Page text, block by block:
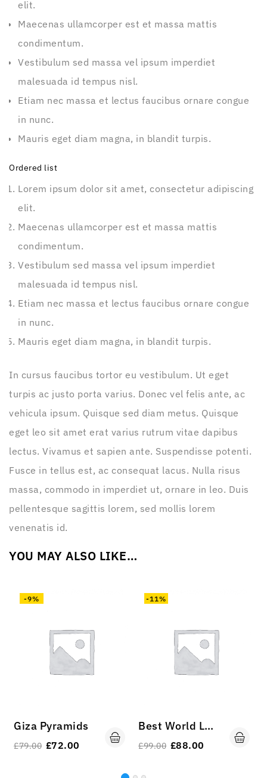
elit.
Maecenas ullamcorper est et massa mattis
condimentum.
Vestibulum sed massa vel ipsum imperdiet
malesuada id tempus nisl.
Etiam nec massa et lectus faucibus ornare congue
in nunc.
Mauris eget diam magna, in blandit turpis.
Ordered list
Lorem ipsum dolor sit amet, consectetur adipiscing
elit.
Maecenas ullamcorper est et massa mattis
condimentum.
Vestibulum sed massa vel ipsum imperdiet
malesuada id tempus nisl.
Etiam nec massa et lectus faucibus ornare congue
in nunc.
Mauris eget diam magna, in blandit turpis.
In cursus faucibus tortor eu vestibulum. Ut eget
turpis ac justo porta varius. Donec vel felis ante, ac
vehicula ipsum. Quisque sed diam metus. Quisque
eget leo sit amet erat varius rutrum vitae dapibus
lectus. Vivamus et sapien ante. Suspendisse potenti.
Fusce in tellus est, ac consequat lacus. Nulla risus
massa, commodo in imperdiet ut, ornare in leo. Duis
pellentesque sagittis lorem, sed mollis lorem
venenatis id.
YOU MAY ALSO LIKE…
-9%
Giza Pyramids
£79.00 £72.00
-11%
Best World Landmarks To Add To Your Travel Bucket List
£99.00 £88.00